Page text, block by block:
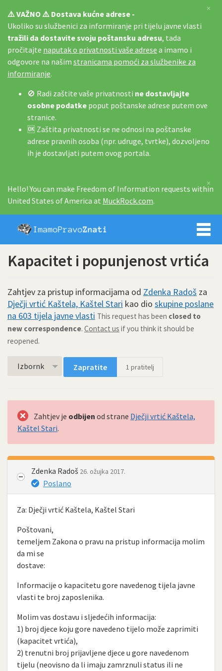
⚠️ VAŽNO ⚠️ Dostava kućne adrese -
Ukoliko su službenici za informiranje pri tijelu javne vlasti
tražili da dostavite svoju poštansku adresu, tada
pročitajte naputak o privatnosti vaše adrese a imamo i
odgovore na našim stranicama pomoći za službenike za
informiranje.
🚫 Radi zaštite vaše privatnosti ne dostavljajte
osobne podatke poput poštanske adrese putem ove
stranice.
🆗 Zaštita privatnosti se ne odnosi na poštanske
adrese pravnih osoba (npr. udruge, tvrtke), dozvoljeno
ih je dostavljati putem ovog portala.
×
Hello! You can make Freedom of Information requests within
United States of America at MuckRock.com.
×
Imamo
Kapacitet i popunjenost vrtića
Zahtjev za pristup informacijama od Zdenka Radoš za
Dječji vrtić Kaštela, Kaštel Stari kao dio skupine poslane
na 603 tijela javne vlasti This request has been closed to
new correspondence. Contact us if you think it should be
reopened.
Izbornk Zapratite 1 pratitelj
Zahtjev je odbijen od strane Dječji vrtić Kaštela,
Kaštel Stari.
Zdenka Radoš 26. ožujka 2017.
Poslano
Za: Dječji vrtić Kaštela, Kaštel Stari
Poštovani,
temeljem Zakona o pravu na pristup informacija molim
da mi se
dostave:
Informacije o kapacitetu gore navedenog tijela javne
vlasti te broj zaposlenika.
Molim vas dostavu i sljedećih informacija:
1) broj djece koju gore navedeno tijelo može zaprimiti
(kapacitet vrtića),
2) trenutni broj prijavljene djece u gore navedenom
tijelu (neovisno da li imaju zamrznuli status ili ne